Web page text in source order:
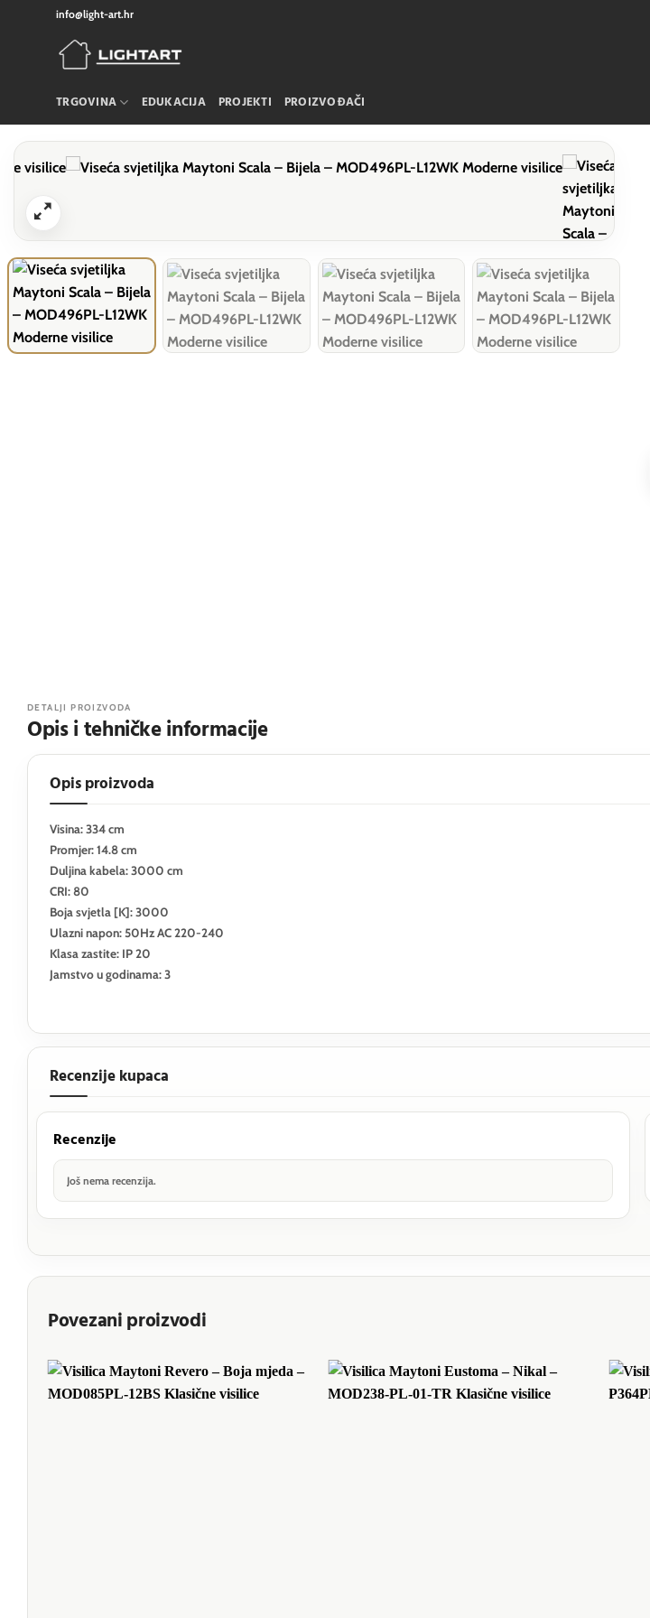
info@light-art.hr
TRGOVINA EDUKACIJA PROJEKTI PROIZVOĐAČI
DETALJI PROIZVODA
Opis i tehničke informacije
Opis proizvoda
Visina: 334 cm
Promjer: 14.8 cm
Duljina kabela: 3000 cm
CRI: 80
Boja svjetla [K]: 3000
Ulazni napon: 50Hz AC 220-240
Klasa zastite: IP 20
Jamstvo u godinama: 3
Recenzije kupaca
Recenzije
Još nema recenzija.
Povezani proizvodi